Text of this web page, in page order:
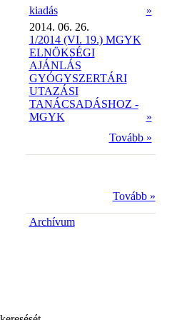
kiadás
»
2014. 06. 26.
1/2014 (VI. 19.) MGYK
ELNÖKSÉGI
AJÁNLÁS
GYÓGYSZERTÁRI
UTAZÁSI
TANÁCSADÁSHOZ -
MGYK
»
Tovább »
Tovább »
Archívum